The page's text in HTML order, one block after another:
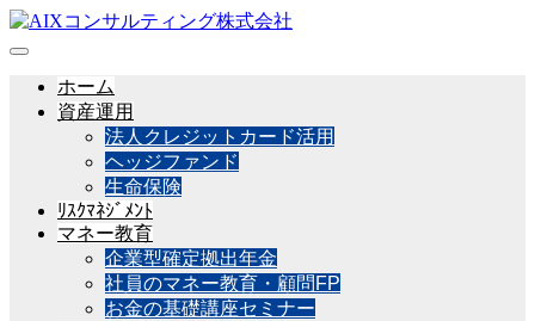
ホーム
資産運用
法人クレジットカード活用
ヘッジファンド
生命保険
ﾘｽｸﾏﾈｼﾞﾒﾝﾄ
マネー教育
企業型確定拠出年金
社員のマネー教育・顧問FP
お金の基礎講座セミナー